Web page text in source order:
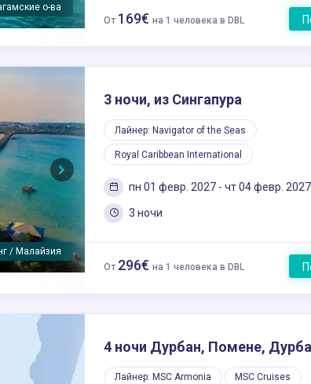
/ США
От 169€ на 1 человека в DBL
of the Seas
Next
3 ночи, из Сингапура
Лайнер: Navigator of the Seas
Royal Caribbean International
пн 01 февр. 2027 - чт 04 февр. 2027
3 ночи
От 296€ на 1 человека в DBL
4 ночи Дурбан, Помене,
Лайнер: MSC Armonia MSC Cruises